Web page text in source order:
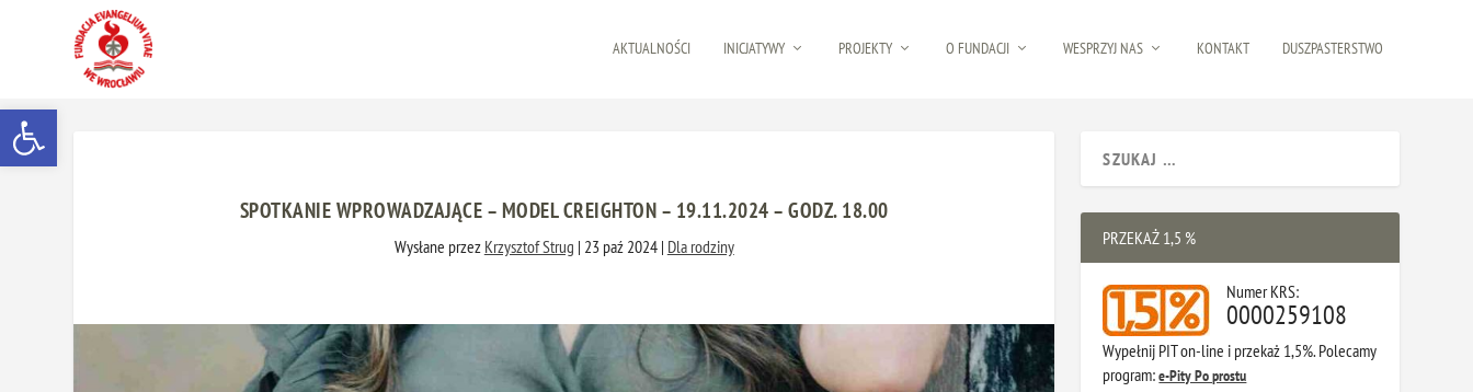
Otwórz pasek narzędzi
AKTUALNOŚCI INICJATYWY PROJEKTY O FUNDACJI WESPRZYJ NAS KONTAKT DUSZPASTERSTWO
SPOTKANIE WPROWADZAJĄCE – MODEL CREIGHTON – 19.11.2024 – GODZ. 18.00
Wysłane przez Krzysztof Strug | 23 paź 2024| Dla rodziny PRZEKAŻ 1,5 %
Numer KRS:
0000259108
Wypełnij PIT on-line i przekaż 1,5%. Polecamy
program:e-Pity Po prostu